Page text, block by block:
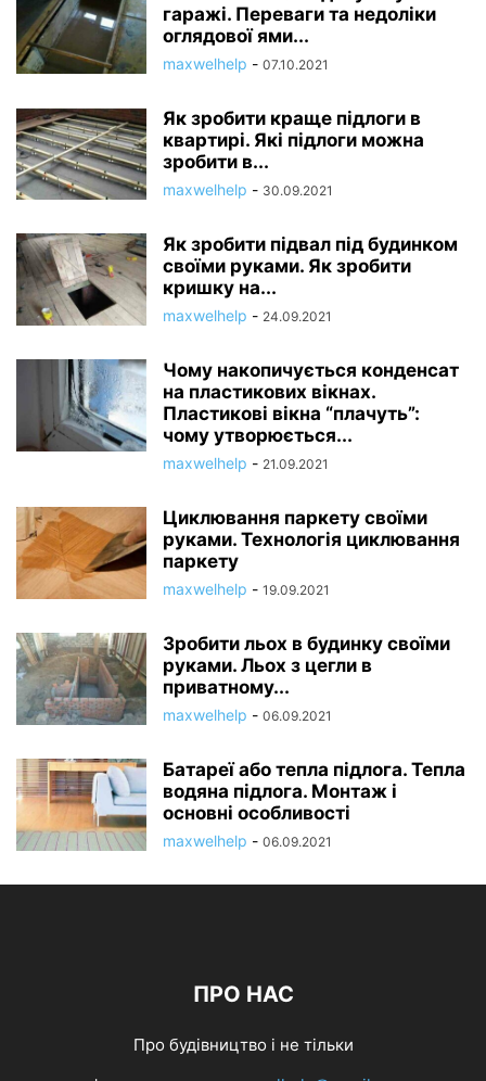
гаражі. Переваги та недоліки
оглядової ями...
maxwelhelp - 07.10.2021
Як зробити краще підлоги в
квартирі. Які підлоги можна
зробити в...
maxwelhelp - 30.09.2021
Як зробити підвал під будинком
своїми руками. Як зробити
кришку на...
maxwelhelp - 24.09.2021
Чому накопичується конденсат
на пластикових вікнах.
Пластикові вікна “плачуть”:
чому утворюється...
maxwelhelp - 21.09.2021
Циклювання паркету своїми
руками. Технологія циклювання
паркету
maxwelhelp - 19.09.2021
Зробити льох в будинку своїми
руками. Льох з цегли в
приватному...
maxwelhelp - 06.09.2021
Батареї або тепла підлога. Тепла
водяна підлога. Монтаж і
основні особливості
maxwelhelp - 06.09.2021
ПРО НАС
Про будівництво і не тільки